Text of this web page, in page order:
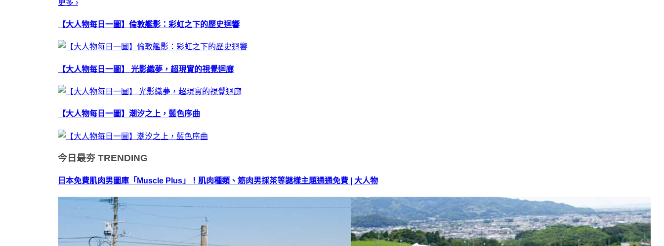
更多 ›
【大人物每日一圖】倫敦艦影：彩虹之下的歷史迴響
【大人物每日一圖】 光影織夢，超現實的視覺迴廊
【大人物每日一圖】潮汐之上，藍色序曲
今日最夯 TRENDING
日本免費肌肉男圖庫「Muscle Plus」！肌肉種類、筋肉男採茶等謎樣主題通通免費 | 大人物